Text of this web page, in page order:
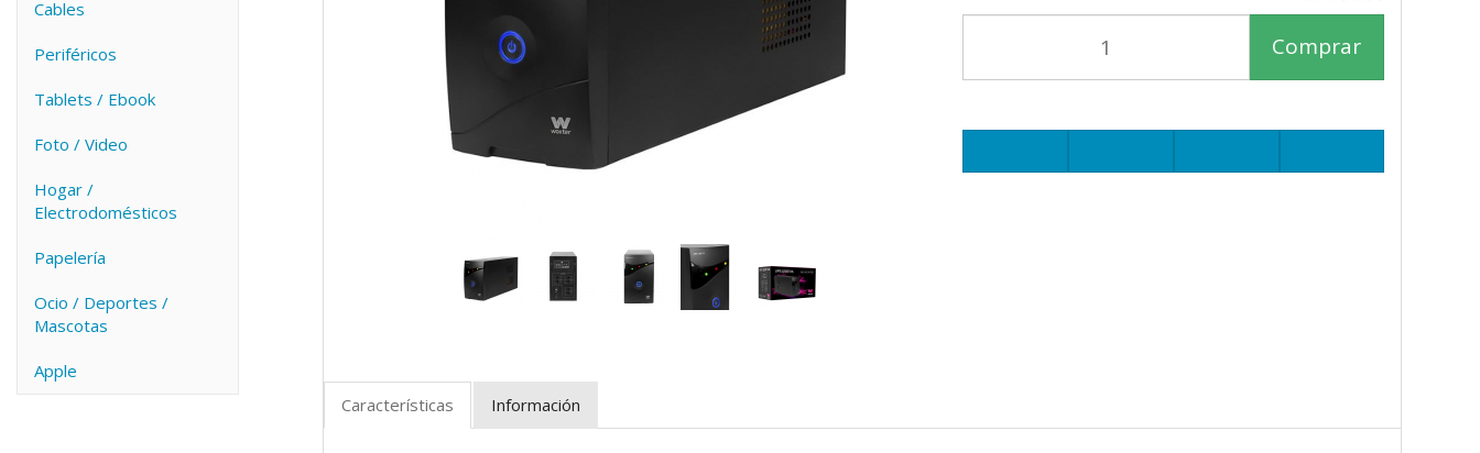
Cables
Periféricos
Tablets / Ebook
Foto / Video
Hogar /
Electrodomésticos
Papelería
Ocio / Deportes /
Mascotas
Apple
Comprar
Características Información